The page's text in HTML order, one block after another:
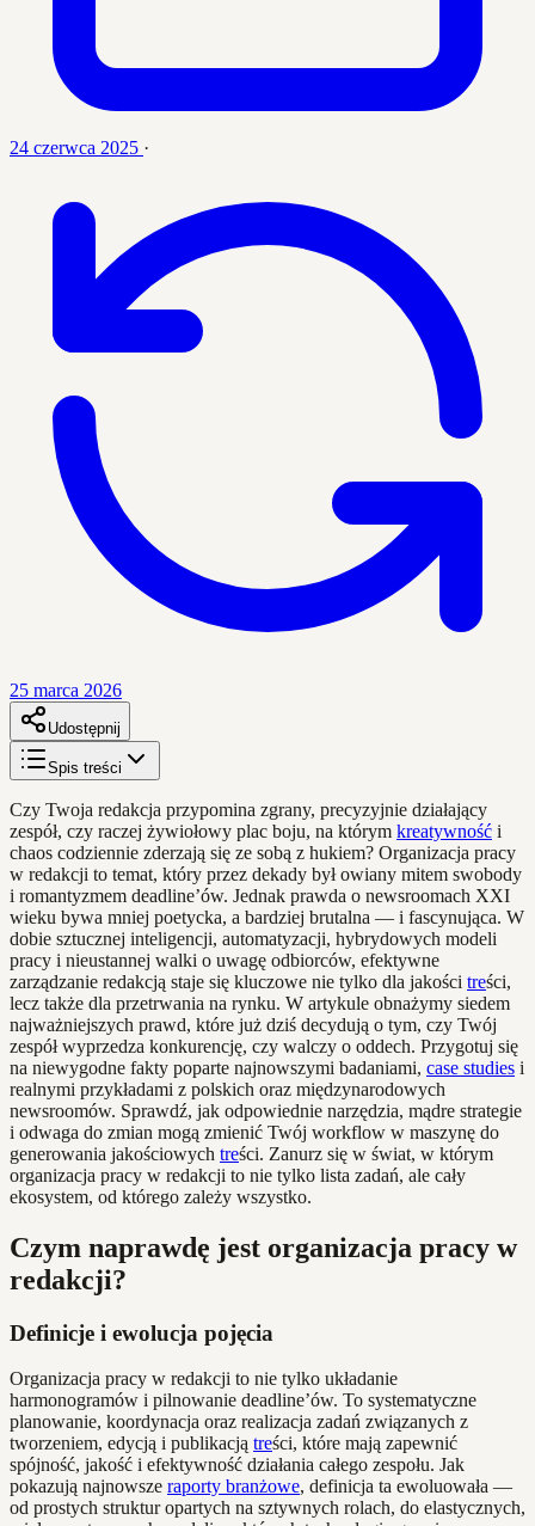
24 czerwca 2025 ·
25 marca 2026
Udostępnij
Spis treści
Czy Twoja redakcja przypomina zgrany, precyzyjnie działający
zespół, czy raczej żywiołowy plac boju, na którym kreatywność i
chaos codziennie zderzają się ze sobą z hukiem? Organizacja pracy
w redakcji to temat, który przez dekady był owiany mitem swobody
i romantyzmem deadline’ów. Jednak prawda o newsroomach XXI
wieku bywa mniej poetycka, a bardziej brutalna — i fascynująca. W
dobie sztucznej inteligencji, automatyzacji, hybrydowych modeli
pracy i nieustannej walki o uwagę odbiorców, efektywne
zarządzanie redakcją staje się kluczowe nie tylko dla jakości treści,
lecz także dla przetrwania na rynku. W artykule obnażymy siedem
najważniejszych prawd, które już dziś decydują o tym, czy Twój
zespół wyprzedza konkurencję, czy walczy o oddech. Przygotuj się
na niewygodne fakty poparte najnowszymi badaniami, case studies i
realnymi przykładami z polskich oraz międzynarodowych
newsroomów. Sprawdź, jak odpowiednie narzędzia, mądre strategie
i odwaga do zmian mogą zmienić Twój workflow w maszynę do
generowania jakościowych treści. Zanurz się w świat, w którym
organizacja pracy w redakcji to nie tylko lista zadań, ale cały
ekosystem, od którego zależy wszystko.
Czym naprawdę jest organizacja pracy w
redakcji?
Definicje i ewolucja pojęcia
Organizacja pracy w redakcji to nie tylko układanie
harmonogramów i pilnowanie deadline’ów. To systematyczne
planowanie, koordynacja oraz realizacja zadań związanych z
tworzeniem, edycją i publikacją treści, które mają zapewnić
spójność, jakość i efektywność działania całego zespołu. Jak
pokazują najnowsze raporty branżowe, definicja ta ewoluowała —
od prostych struktur opartych na sztywnych rolach, do elastycznych,